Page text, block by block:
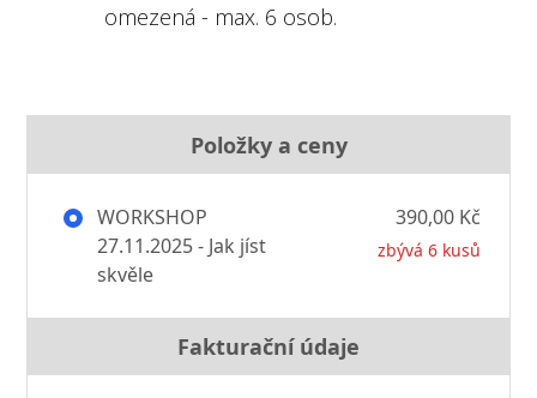
omezená - max. 6 osob.
Položky a ceny
WORKSHOP
27.11.2025 - Jak jíst
skvěle
zbývá 6 kusů
390,00 Kč
Fakturační údaje